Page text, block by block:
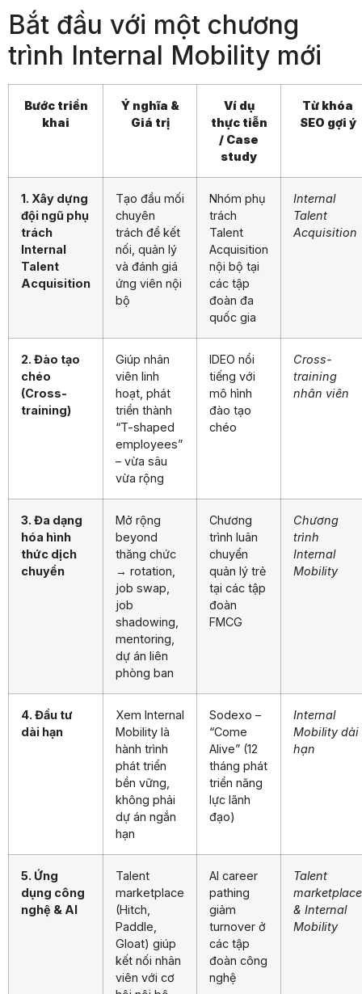
Bắt đầu với một chương
trình Internal Mobility mới
Bước triển
khai
Ý nghĩa &
Giá trị
Ví dụ
thực tiễn
/ Case
study
Từ khóa
SEO gợi ý
1. Xây dựng
đội ngũ phụ
trách
Internal
Talent
Acquisition
Tạo đầu mối
chuyên
trách để kết
nối, quản lý
và đánh giá
ứng viên nội
bộ
Nhóm phụ
trách
Talent
Acquisition
nội bộ tại
các tập
đoàn đa
quốc gia
Internal
Talent
Acquisition
2. Đào tạo
chéo
(Cross-
training)
Giúp nhân
viên linh
hoạt, phát
triển thành
“T-shaped
employees”
– vừa sâu
vừa rộng
IDEO nổi
tiếng với
mô hình
đào tạo
chéo
Cross-
training
nhân viên
3. Đa dạng
hóa hình
thức dịch
chuyển
Mở rộng
beyond
thăng chức
→ rotation,
job swap,
job
shadowing,
mentoring,
dự án liên
phòng ban
Chương
trình luân
chuyển
quản lý trẻ
tại các tập
đoàn
FMCG
Chương
trình
Internal
Mobility
4. Đầu tư
dài hạn
Xem Internal
Mobility là
hành trình
phát triển
bền vững,
không phải
dự án ngắn
hạn
Sodexo –
“Come
Alive” (12
tháng phát
triển năng
lực lãnh
đạo)
Internal
Mobility dài
hạn
5. Ứng
dụng công
nghệ & AI
Talent
marketplace
(Hitch,
Paddle,
Gloat) giúp
kết nối nhân
viên với cơ
AI career
pathing
giảm
turnover ở
các tập
đoàn công
nghệ
Talent
marketplace
& Internal
Mobility